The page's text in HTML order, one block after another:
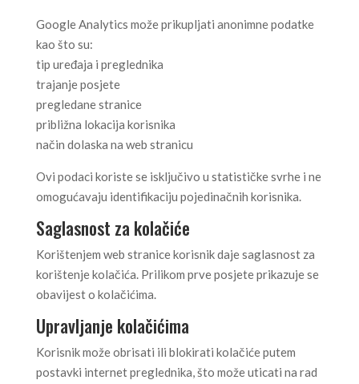
Google Analytics može prikupljati anonimne podatke
kao što su:
tip uređaja i preglednika
trajanje posjete
pregledane stranice
približna lokacija korisnika
način dolaska na web stranicu
Ovi podaci koriste se isključivo u statističke svrhe i ne
omogućavaju identifikaciju pojedinačnih korisnika.
Saglasnost za kolačiće
Korištenjem web stranice korisnik daje saglasnost za
korištenje kolačića. Prilikom prve posjete prikazuje se
obavijest o kolačićima.
Upravljanje kolačićima
Korisnik može obrisati ili blokirati kolačiće putem
postavki internet preglednika, što može uticati na rad